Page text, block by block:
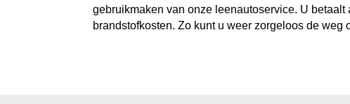
gebruikmaken van onze leenautoservice. U betaalt
brandstofkosten. Zo kunt u weer zorgeloos de weg